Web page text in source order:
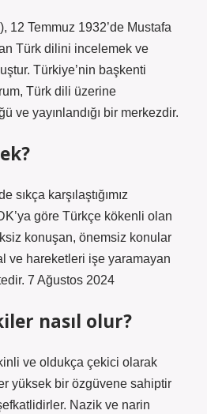
12 Temmuz 1932’de Mustafa
Türk dilini incelemek ve
Türkiye’nin başkenti
Türk dili üzerine
ve yayınlandığı bir merkezdir.
sıkça karşılaştığımız
göre Türkçe kökenli olan
konuşan, önemsiz konular
ve hareketleri işe yaramayan
7 Ağustos 2024
nasıl olur?
ve oldukça çekici olarak
yüksek bir özgüvene sahiptir
Nazik ve narin